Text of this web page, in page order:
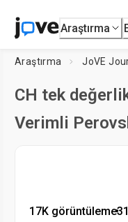
Araştırma
Araştırma JoVE
CH tek
Verimli
17K görüntüleme•